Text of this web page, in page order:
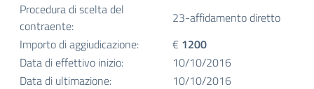
Procedura di scelta del
contraente:
23-affidamento diretto
Importo di aggiudicazione:
€ 1200
Data di effettivo inizio:
10/10/2016
Data di ultimazione:
10/10/2016